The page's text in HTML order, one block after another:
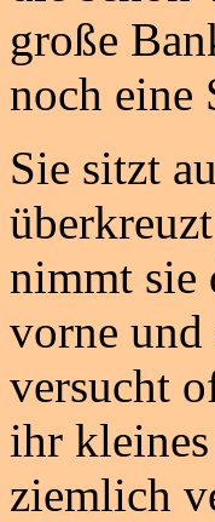
große
noch eine
Sie sitzt
nimmt sie
vorne und
versucht
ihr
ziemlich